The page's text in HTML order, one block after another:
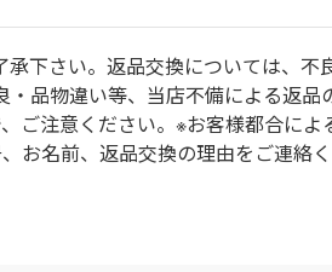
下さい。返品交換については、
品物違い等、当店不備による返品
注意ください。※お客様都合に
お名前、返品交換の理由をご連絡く